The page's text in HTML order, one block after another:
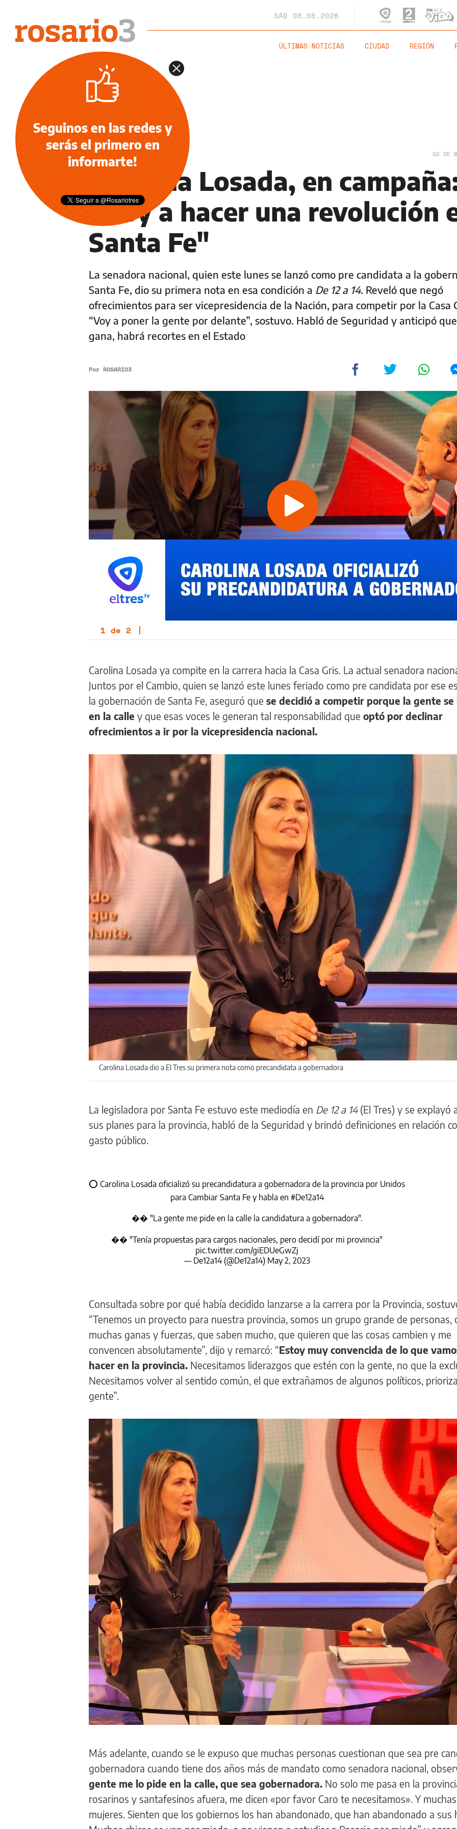
SÁB 08.08.2026
ÚLTIMAS NOTICIAS CIUDAD REGIÓN
INFORMACIÓN GENERAL 02 DE
Carolina Losada, en
“Voy a hacer una revolución
Santa Fe"
La senadora nacional, quien este lunes se lanzó como pre candidata a la
Santa Fe, dio su primera nota en esa condición a De 12 a 14. Reveló que negó
ofrecimientos para ser vicepresidencia de la Nación, para competir por la Casa
“Voy a poner la gente por delante”, sostuvo. Habló de Seguridad y anticipó
gana, habrá recortes en el Estado
Por ROSARIO3
Play
Video
1 de 2 |
Carolina Losada ya compite en la carrera hacia la Casa Gris. La actual senadora
Juntos por el Cambio, quien se lanzó este lunes feriado como pre candidata por ese
la gobernación de Santa Fe, aseguró que se decidió a competir porque la gente se
en la calle y que esas voces le generan tal responsabilidad que optó por declinar
ofrecimientos a ir por la vicepresidencia nacional.
Carolina Losada dio a El Tres su primera nota como precandidata a gobernadora
La legisladora por Santa Fe estuvo este mediodía en De 12 a 14(El Tres) y se explayó
sus planes para la provincia, habló de la Seguridad y brindó definiciones en relación
gasto público.
⭕️ Carolina Losada oficializó su precandidatura a gobernadora de la provincia por Unidos
para Cambiar Santa Fe y habla en #De12a14
��️ "La gente me pide en la calle la candidatura a gobernadora".
��️ "Tenía propuestas para cargos nacionales, pero decidí por mi provincia"
pic.twitter.com/giEDUeGwZj
— De12a14 (@De12a14) May 2, 2023
Consultada sobre por qué había decidido lanzarse a la carrera por la Provincia,
“Tenemos un proyecto para nuestra provincia, somos un grupo grande de personas,
muchas ganas y fuerzas, que saben mucho, que quieren que las cosas cambien y me
convencen absolutamente”, dijo y remarcó: “Estoy muy convencida de lo que
hacer en la provincia. Necesitamos liderazgos que estén con la gente, no que la
Necesitamos volver al sentido común, el que extrañamos de algunos políticos,
gente”.
Más adelante, cuando se le expuso que muchas personas cuestionan que sea pre
gobernadora cuando tiene dos años más de mandato como senadora nacional,
gente me lo pide en la calle, que sea gobernadora. No solo me pasa en la
rosarinos y santafesinos afuera, me dicen «por favor Caro te necesitamos». Y
mujeres. Sienten que los gobiernos los han abandonado, que han abandonado a sus
Seguinos en las redes y
serás el primero en
informarte!